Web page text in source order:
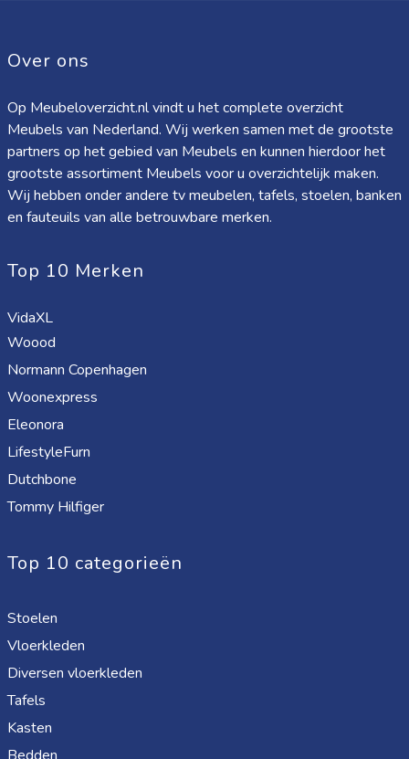
Over ons
Op Meubeloverzicht.nl vindt u het complete overzicht
Meubels van Nederland. Wij werken samen met de grootste
partners op het gebied van Meubels en kunnen hierdoor het
grootste assortiment Meubels voor u overzichtelijk maken.
Wij hebben onder andere tv meubelen, tafels, stoelen, banken
en fauteuils van alle betrouwbare merken.
Top 10 Merken
VidaXL
Woood
Normann Copenhagen
Woonexpress
Eleonora
LifestyleFurn
Dutchbone
Tommy Hilfiger
Top 10 categorieën
Stoelen
Vloerkleden
Diversen vloerkleden
Tafels
Kasten